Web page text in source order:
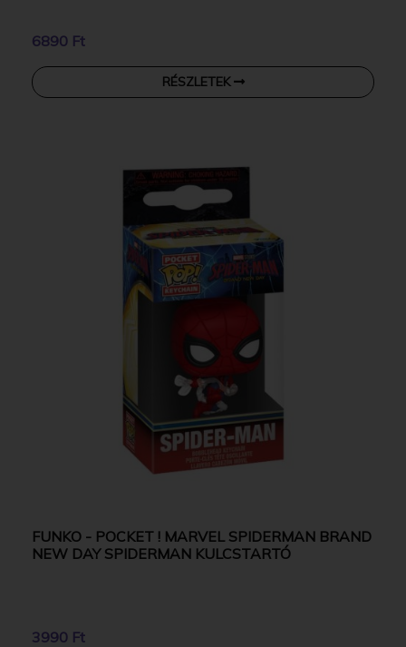
6890 Ft
RÉSZLETEK
FUNKO - POCKET ! MARVEL SPIDERMAN BRAND
NEW DAY SPIDERMAN KULCSTARTÓ
3990 Ft